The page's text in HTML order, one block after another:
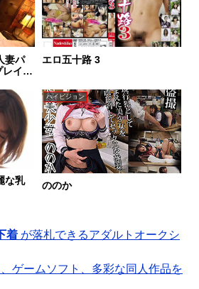
妻パ
レイ・
メ
エロ五十路 3
な乳
ハイビジョン
ののか
着 が落札できるアダルトオークシ
ゲームソフト、多彩な同人作品を